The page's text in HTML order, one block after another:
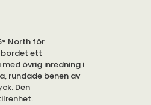
North för
ett
övrig inredning i
rundade benen av
Den